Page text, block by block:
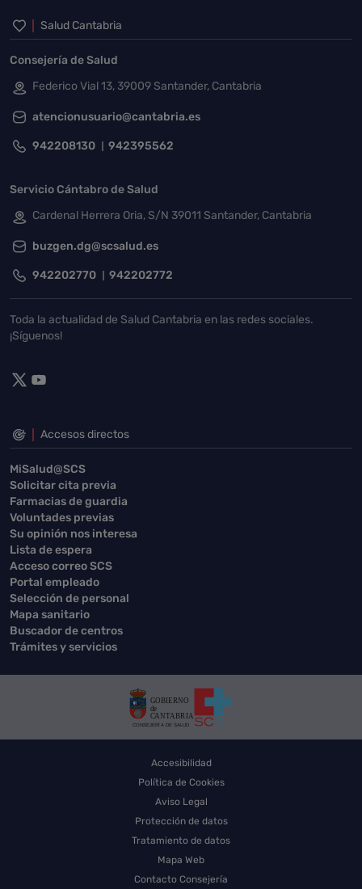
Inicio del pie de página
Salud Cantabria
Consejería de Salud
Federico Vial 13, 39009 Santander, Cantabria
atencionusuario@cantabria.es
942208130 942395562
Servicio Cántabro de Salud
Cardenal Herrera Oria, S/N 39011 Santander, Cantabria
buzgen.dg@scsalud.es
942202770 942202772
Toda la actualidad de Salud Cantabria en las redes sociales.
¡Síguenos!
Accesos directos
MiSalud@SCS
Solicitar cita previa
Farmacias de guardia
Voluntades previas
Su opinión nos interesa
Lista de espera
Acceso correo SCS
Portal empleado
Selección de personal
Mapa sanitario
Buscador de centros
Trámites y servicios
Accesibilidad
Política de Cookies
Aviso Legal
Protección de datos
Tratamiento de datos
Mapa Web
Contacto Consejería